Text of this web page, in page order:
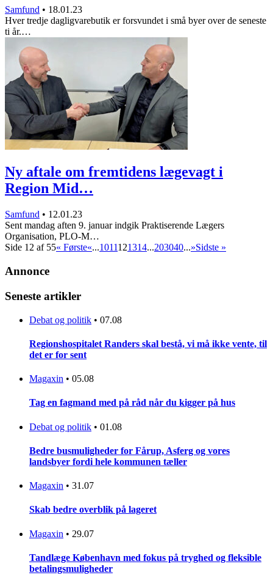
Samfund • 18.01.23
Hver tredje dagligvarebutik er forsvundet i små byer over de seneste
ti år.…
Ny aftale om fremtidens lægevagt i
Region Mid…
Samfund • 12.01.23
Sent mandag aften 9. januar indgik Praktiserende Lægers
Organisation, PLO-M…
Side 12 af 55« Første«...1011121314...203040...»Sidste »
Annonce
Seneste artikler
Debat og politik • 07.08
Regionshospitalet Randers skal bestå, vi må ikke vente, til
det er for sent
Magaxin • 05.08
Tag en fagmand med på råd når du kigger på hus
Debat og politik • 01.08
Bedre busmuligheder for Fårup, Asferg og vores
landsbyer fordi hele kommunen tæller
Magaxin • 31.07
Skab bedre overblik på lageret
Magaxin • 29.07
Tandlæge København med fokus på tryghed og fleksible
betalingsmuligheder